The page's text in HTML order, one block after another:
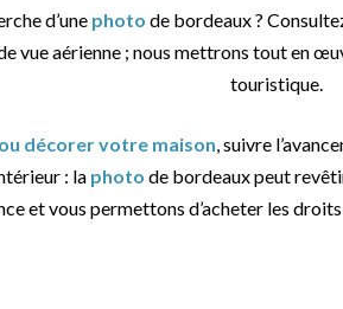
d’une photo de bordeaux ?
vue aérienne ; nous mettrons tout en
touristique.
décorer votre maison, suivre
: la photo de bordeaux peut
et vous permettons d’acheter les